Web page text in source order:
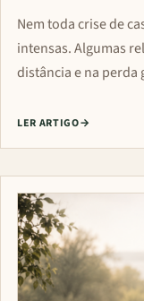
Nem toda crise de
intensas. Algumas
distância e na
LER ARTIGO→